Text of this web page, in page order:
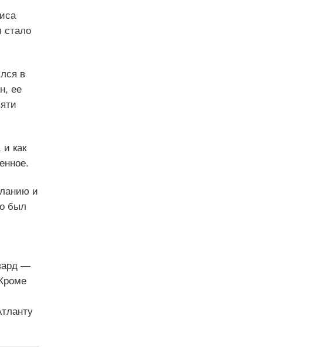
стало
в
ее
как
и
был
—